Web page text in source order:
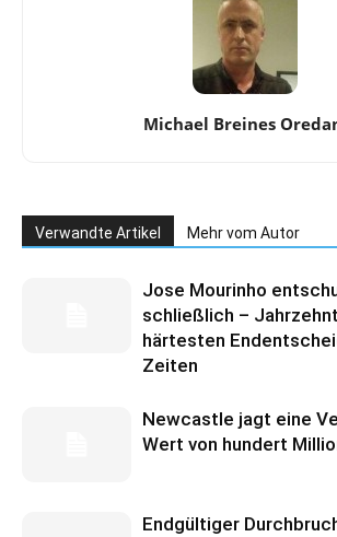
Michael Breines
Verwandte Artikel Mehr vom Autor
Jose Mourinho
schließlich –
härtesten
Zeiten
Newcastle jagt eine
Wert von hundert
Endgültiger